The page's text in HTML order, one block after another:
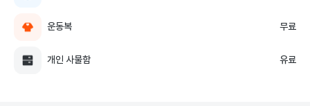
운동복 무료
개인 사물함 유료